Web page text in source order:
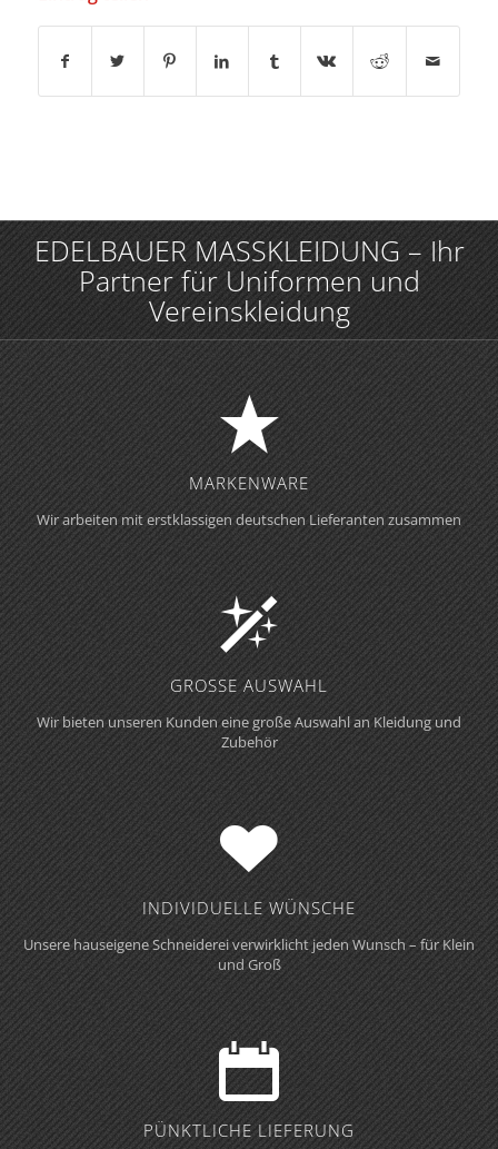
EDELBAUER MASSKLEIDUNG – Ihr
Partner für Uniformen und
Vereinskleidung
MARKENWARE
Wir arbeiten mit erstklassigen deutschen Lieferanten zusammen
GROSSE AUSWAHL
Wir bieten unseren Kunden eine große Auswahl an Kleidung und
Zubehör
INDIVIDUELLE WÜNSCHE
Unsere hauseigene Schneiderei verwirklicht jeden Wunsch – für Klein
und Groß
PÜNKTLICHE LIEFERUNG